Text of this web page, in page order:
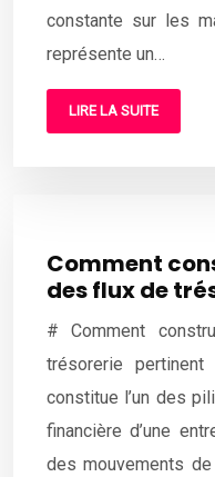
constante sur les
représente un…
LIRE LA SUITE
Comment
des flux de
# Comment
trésorerie
constitue l’un des
financière d’une
des mouvements